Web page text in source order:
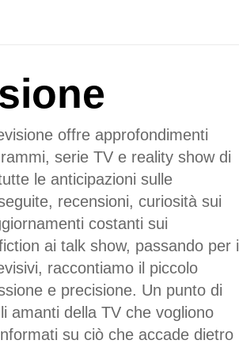
offre approfondimenti
serie TV e reality show di
le anticipazioni sulle
recensioni, curiosità sui
costanti sui
ai talk show, passando per i
raccontiamo il piccolo
e precisione. Un punto di
amanti della TV che vogliono
su ciò che accade dietro